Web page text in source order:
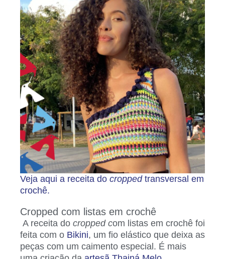
Veja aqui a receita do cropped transversal em
crochê.
Cropped com listas em crochê
A receita do cropped com listas em crochê foi
feita com o Bikini, um fio elástico que deixa as
peças com um caimento especial. É mais